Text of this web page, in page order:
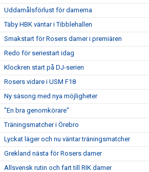
Uddamålsförlust för damerna
Täby HBK väntar i Tibblehallen
Smakstart för Rosers damer i premiären
Redo för seriestart idag
Klockren start på DJ-serien
Rosers vidare i USM F18
Ny säsong med nya möjligheter
"En bra genomkörare"
Träningsmatcher i Örebro
Lyckat läger och nu väntar träningsmatcher
Grekland nästa för Rosers damer
Allsvensk rutin och fart till RIK damer